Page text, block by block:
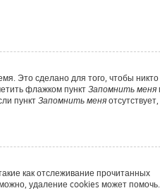
Это сделано для того, чтобы никто
флажком пункт Запомнить меня
пункт Запомнить меня
как отслеживание прочитанных
удаление cookies может помочь.